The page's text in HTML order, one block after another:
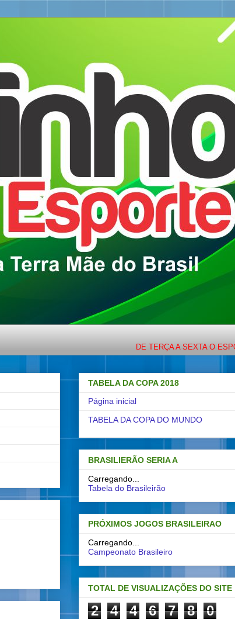
DE TERÇA A SEXTA O ESPORTE
TABELA DA COPA 2018
Página inicial
TABELA DA COPA DO MUNDO
BRASILIERÃO SERIA A
Carregando...
Tabela do Brasileirão
PRÓXIMOS JOGOS BRASILEIRAO
Carregando...
Campeonato Brasileiro
TOTAL DE VISUALIZAÇÕES DO SITE
2 4 4 6 7 8 0